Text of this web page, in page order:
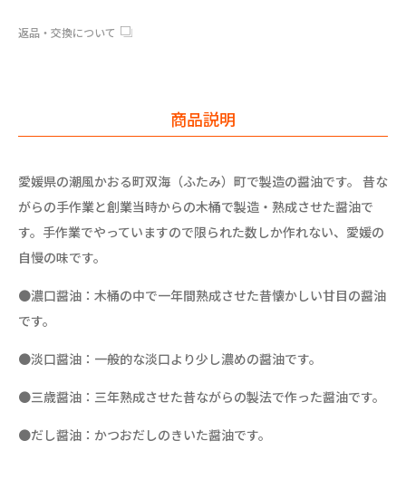
返品・交換について
商品説明
愛媛県の潮風かおる町双海（ふたみ）町で製造の醤油です。 昔な
がらの手作業と創業当時からの木桶で製造・熟成させた醤油で
す。手作業でやっていますので限られた数しか作れない、愛媛の
自慢の味です。
●濃口醤油：木桶の中で一年間熟成させた昔懐かしい甘目の醤油
です。
●淡口醤油：一般的な淡口より少し濃めの醤油です。
●三歳醤油：三年熟成させた昔ながらの製法で作った醤油です。
●だし醤油：かつおだしのきいた醤油です。